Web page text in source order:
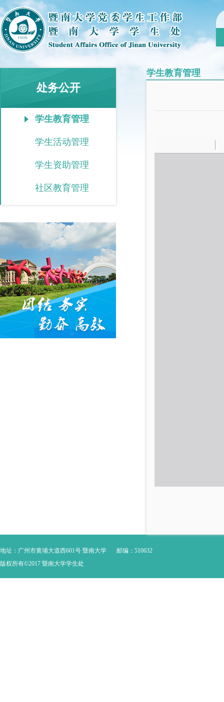
处务公开
学生教育管理
学生活动管理
学生资助管理
社区教育管理
学生教育管理
地址：广州市黄埔大道西601号 暨南大学
邮编：510632
版权所有©2017 暨南大学学生处